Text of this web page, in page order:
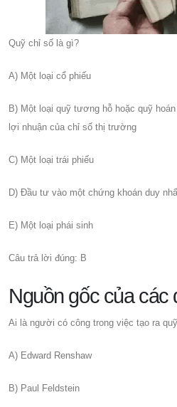
Quỹ chỉ số là gì?
A) Một loại cổ phiếu
B) Một loại quỹ tương hỗ hoặc quỹ
lợi nhuận của chỉ số thị trường
C) Một loại trái phiếu
D) Đầu tư vào một chứng khoán duy
E) Một loại phái sinh
Câu trả lời đúng: B
Nguồn gốc của các
Ai là người có công trong việc tạo ra
A) Edward Renshaw
B) Paul Feldstein